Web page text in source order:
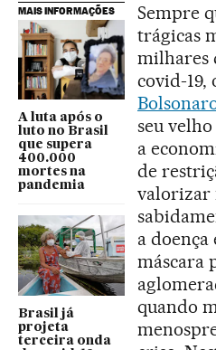
MAIS INFORMAÇÕES
A luta após o
luto no Brasil
que supera
400.000
mortes na
pandemia
Brasil já
projeta
terceira onda
Sempre
trágicas
milhares
covid-19,
seu
a
de
valorizar
a doença
máscara
quando